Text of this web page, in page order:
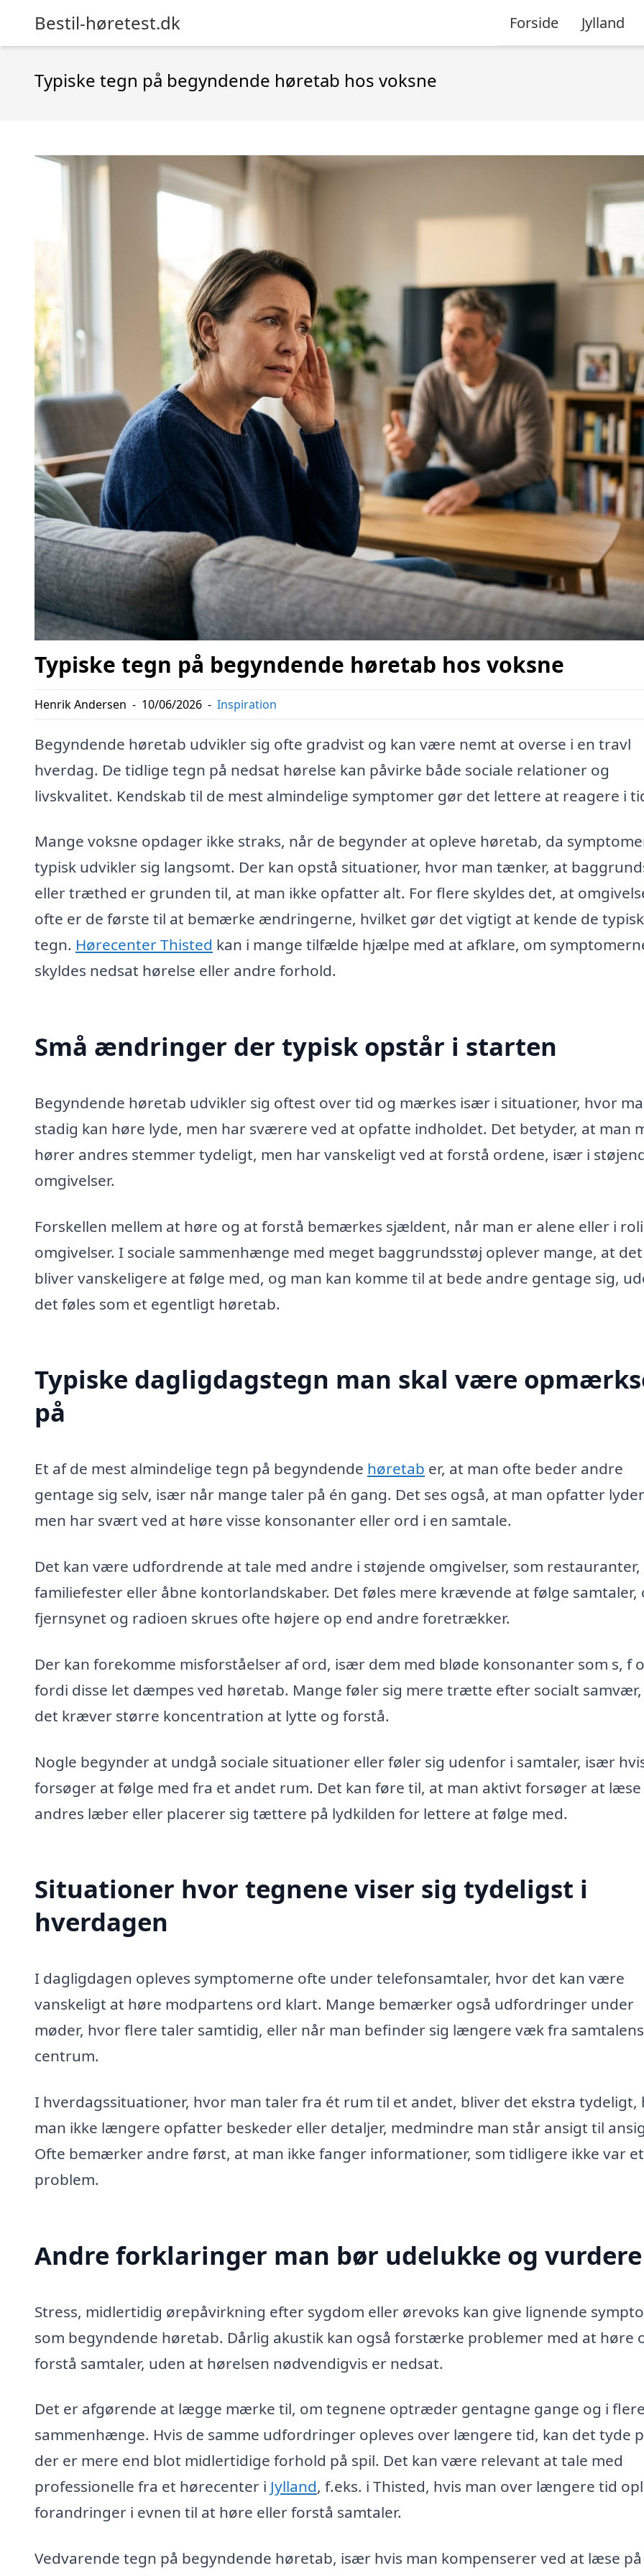
Bestil-høretest.dk Forside Jylland
Typiske tegn på begyndende høretab hos voksne
Typiske tegn på begyndende høretab hos voksne
Henrik Andersen - 10/06/2026 - Inspiration
Begyndende høretab udvikler sig ofte gradvist og kan være nemt at overse i en travl
hverdag. De tidlige tegn på nedsat hørelse kan påvirke både sociale relationer og
livskvalitet. Kendskab til de mest almindelige symptomer gør det lettere at reagere i
Mange voksne opdager ikke straks, når de begynder at opleve høretab, da
typisk udvikler sig langsomt. Der kan opstå situationer, hvor man tænker, at
eller træthed er grunden til, at man ikke opfatter alt. For flere skyldes det, at
ofte er de første til at bemærke ændringerne, hvilket gør det vigtigt at kende de
tegn. Hørecenter Thisted kan i mange tilfælde hjælpe med at afklare, om
skyldes nedsat hørelse eller andre forhold.
Små ændringer der typisk opstår i starten
Begyndende høretab udvikler sig oftest over tid og mærkes især i situationer, hvor
stadig kan høre lyde, men har sværere ved at opfatte indholdet. Det betyder, at man
hører andres stemmer tydeligt, men har vanskeligt ved at forstå ordene, især i
omgivelser.
Forskellen mellem at høre og at forstå bemærkes sjældent, når man er alene eller i
omgivelser. I sociale sammenhænge med meget baggrundsstøj oplever mange, at det
bliver vanskeligere at følge med, og man kan komme til at bede andre gentage sig,
det føles som et egentligt høretab.
Typiske dagligdagstegn man skal være
på
Et af de mest almindelige tegn på begyndende høretab er, at man ofte beder andre
gentage sig selv, især når mange taler på én gang. Det ses også, at man opfatter
men har svært ved at høre visse konsonanter eller ord i en samtale.
Det kan være udfordrende at tale med andre i støjende omgivelser, som restauranter,
familiefester eller åbne kontorlandskaber. Det føles mere krævende at følge samtaler,
fjernsynet og radioen skrues ofte højere op end andre foretrækker.
Der kan forekomme misforståelser af ord, især dem med bløde konsonanter som s, f
fordi disse let dæmpes ved høretab. Mange føler sig mere trætte efter socialt
det kræver større koncentration at lytte og forstå.
Nogle begynder at undgå sociale situationer eller føler sig udenfor i samtaler, især
forsøger at følge med fra et andet rum. Det kan føre til, at man aktivt forsøger at læse
andres læber eller placerer sig tættere på lydkilden for lettere at følge med.
Situationer hvor tegnene viser sig tydeligst i
hverdagen
I dagligdagen opleves symptomerne ofte under telefonsamtaler, hvor det kan være
vanskeligt at høre modpartens ord klart. Mange bemærker også udfordringer under
møder, hvor flere taler samtidig, eller når man befinder sig længere væk fra samtalens
centrum.
I hverdagssituationer, hvor man taler fra ét rum til et andet, bliver det ekstra tydeligt,
man ikke længere opfatter beskeder eller detaljer, medmindre man står ansigt til
Ofte bemærker andre først, at man ikke fanger informationer, som tidligere ikke var et
problem.
Andre forklaringer man bør udelukke og vurdere
Stress, midlertidig ørepåvirkning efter sygdom eller ørevoks kan give lignende
som begyndende høretab. Dårlig akustik kan også forstærke problemer med at høre
forstå samtaler, uden at hørelsen nødvendigvis er nedsat.
Det er afgørende at lægge mærke til, om tegnene optræder gentagne gange og i flere
sammenhænge. Hvis de samme udfordringer opleves over længere tid, kan det tyde
der er mere end blot midlertidige forhold på spil. Det kan være relevant at tale med
professionelle fra et hørecenter i Jylland, f.eks. i Thisted, hvis man over længere tid
forandringer i evnen til at høre eller forstå samtaler.
Vedvarende tegn på begyndende høretab, især hvis man kompenserer ved at læse på